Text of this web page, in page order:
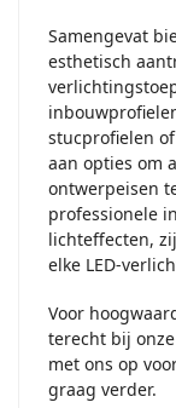
Samengevat
esthetisch
stucprofielen
aan opties om
ontwerpeisen
professionele
lichteffecten,
elke LED-
Voor
terecht bij
met ons op
graag verder.